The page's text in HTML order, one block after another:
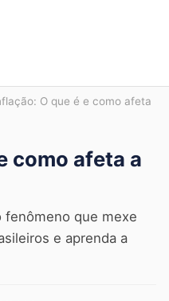
O que é e como afeta
como afeta a
fenômeno que mexe
e aprenda a